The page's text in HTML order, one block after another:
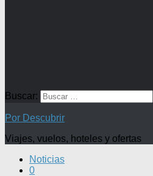
Buscar:
Por Descubrir
Viajes, vuelos, hoteles y ofertas
Noticias
0